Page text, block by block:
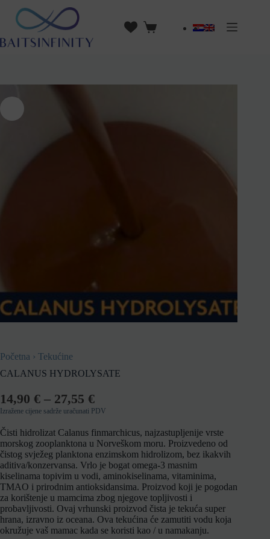
Početna › Tekućine
CALANUS HYDROLYSATE
14,90 € – 27,55 €
Izražene cijene sadrže uračunati PDV
Čisti hidrolizat Calanus finmarchicus, najzastupljenije vrste
morskog zooplanktona u Norveškom moru. Proizvedeno od
čistog svježeg planktona enzimskom hidrolizom, bez ikakvih
aditiva/konzervansa. Vrlo je bogat omega-3 masnim
kiselinama topivim u vodi, aminokiselinama, vitaminima,
TMAO i prirodnim antioksidansima. Proizvod koji je pogodan
za korištenje u mamcima zbog njegove topljivosti i
probavljivosti. Ovaj vrhunski proizvod čista je tekuća super
hrana, izravno iz oceana. Ova tekućina će zamutiti vodu koja
okružuje vaš mamac kada se koristi kao / u namakanju.